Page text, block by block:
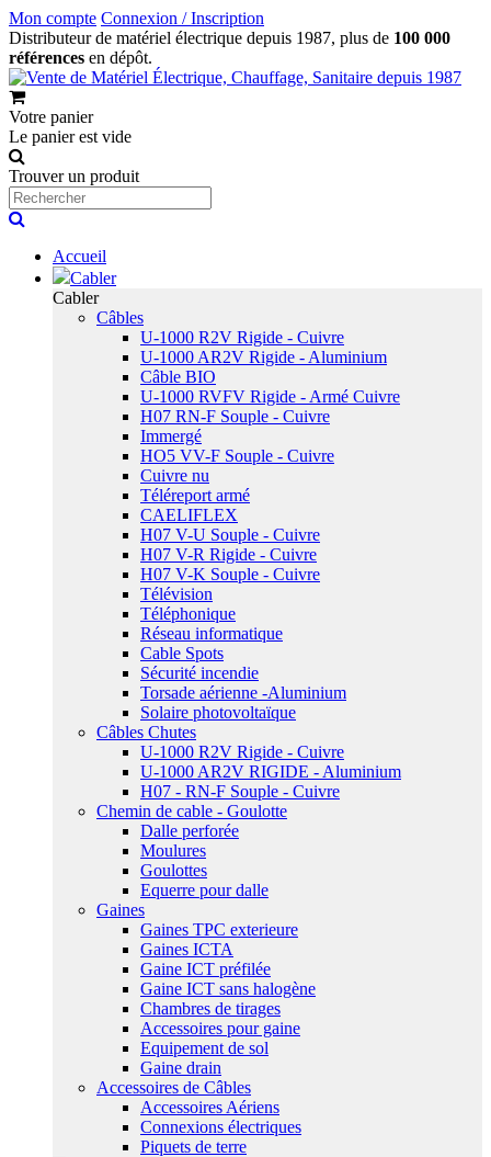
Mon compte Connexion / Inscription
Distributeur de matériel électrique depuis 1987, plus de 100 000
références en dépôt.
Votre panier
Le panier est vide
Trouver un produit
Accueil
Cabler
Cabler
Câbles
U-1000 R2V Rigide - Cuivre
U-1000 AR2V Rigide - Aluminium
Câble BIO
U-1000 RVFV Rigide - Armé Cuivre
H07 RN-F Souple - Cuivre
Immergé
HO5 VV-F Souple - Cuivre
Cuivre nu
Téléreport armé
CAELIFLEX
H07 V-U Souple - Cuivre
H07 V-R Rigide - Cuivre
H07 V-K Souple - Cuivre
Télévision
Téléphonique
Réseau informatique
Cable Spots
Sécurité incendie
Torsade aérienne -Aluminium
Solaire photovoltaïque
Câbles Chutes
U-1000 R2V Rigide - Cuivre
U-1000 AR2V RIGIDE - Aluminium
H07 - RN-F Souple - Cuivre
Chemin de cable - Goulotte
Dalle perforée
Moulures
Goulottes
Equerre pour dalle
Gaines
Gaines TPC exterieure
Gaines ICTA
Gaine ICT préfilée
Gaine ICT sans halogène
Chambres de tirages
Accessoires pour gaine
Equipement de sol
Gaine drain
Accessoires de Câbles
Accessoires Aériens
Connexions électriques
Piquets de terre